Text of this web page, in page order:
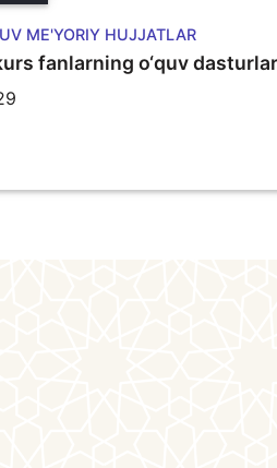
ME'YORIY HUJJATLAR
fanlarning o‘quv